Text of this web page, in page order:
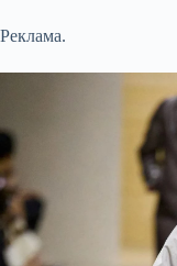
Реклама.